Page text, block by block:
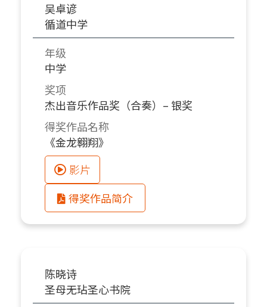
吴卓谚
循道中学
年级
中学
奖项
杰出音乐作品奖（合奏）– 银奖
得奖作品名称
《金龙翱翔》
影片
得奖作品简介
陈晓诗
圣母无玷圣心书院